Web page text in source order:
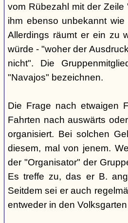
vom Rübezahl mit der
ihm ebenso unbekannt
Allerdings räumt er ein zu
würde - "woher der
nicht". Die
"Navajos" bezeichnen.
Die Frage nach etwaigen
Fahrten nach auswärts
organisiert. Bei solchen
diesem, mal von jenem.
der "Organisator" der
Es treffe zu, das er B.
Seitdem sei er auch
entweder in den